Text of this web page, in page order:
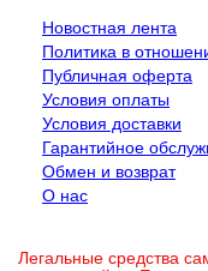
Новостная лента
Политика в
Публичная оферта
Условия оплаты
Условия доставки
Гарантийное
Обмен и возврат
О нас
Легальные средства